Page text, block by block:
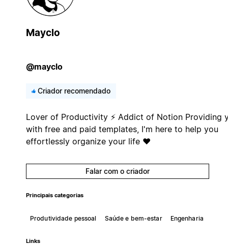
Mayclo
@mayclo
Criador recomendado
Lover of Productivity ⚡ Addict of Notion Providing
with free and paid templates, I'm here to help you
effortlessly organize your life ♥
Falar com o criador
Principais categorias
Produtividade pessoal Saúde e bem-estar Engenharia
Links